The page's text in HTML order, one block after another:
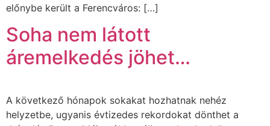
előnybe került a Ferencváros: […]
Soha nem látott
áremelkedés jöhet…
A következő hónapok sokakat hozhatnak nehéz
helyzetbe, ugyanis évtizedes rekordokat dönthet a